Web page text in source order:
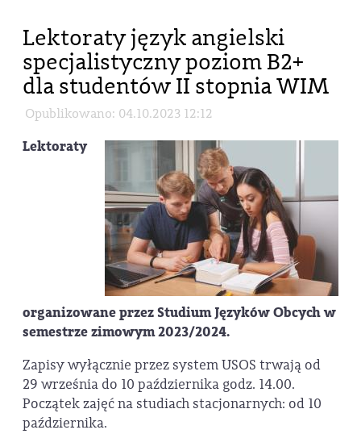
Lektoraty język angielski
specjalistyczny poziom B2+
dla studentów II stopnia WIM
Opublikowano: 04.10.2023 12:12
Lektoraty
organizowane przez Studium Języków Obcych w
semestrze zimowym 2023/2024.
Zapisy wyłącznie przez system USOS trwają od
29 września do 10 października godz. 14.00.
Początek zajęć na studiach stacjonarnych: od 10
października.